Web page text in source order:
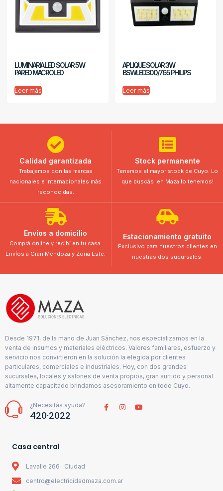
LUMINARIA LED SOLAR 5W
PARED MACROLED
Leer más
APLIQUE SOLAR 3W
BSWLED300/765 PHILIPS
Leer más
Calidad garantizada
Trabajamos con las marcas
nacionales e internacionales más
reconocidas.
Stock permanente
Tenemos el mayor stock de Cuyo. Lo
que buscás ¡en Maza lo tenemos!
Envíos a domicilio
Comprá online y recibí en tu casa.
Envíos a Gran Mendoza y Zona Este.
Estacionamiento gratuito
Exclusivo para nuestros clientes en
nuestras dos sucursales.
Desde 1971, de la mano de Juan Sánchez, nos especializamos en la
venta de insumos y materiales eléctricos. Valores familiares, esfuerzo y
servicio nos convirtieron en la solución la elegida por clientes
particulares, comerciales e industriales. Hoy, con dos grandes
sucursales, locales y salones de venta propios, gran surtido y personal
altamente capacitado brindamos asesoramiento en todo Cuyo.
¿Necesitás ayuda?
420·2022
Casa central
Lavalle 266 · Ciudad
centro@electricidadmaza.com.ar